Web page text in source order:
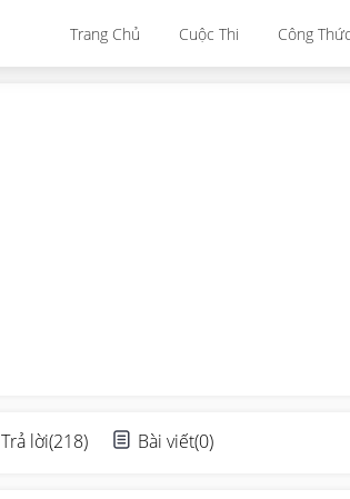
Trang Chủ Cuộc Thi Công Thức
Trả lời(218) Bài viết(0)